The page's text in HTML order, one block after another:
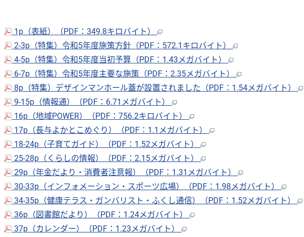
1p（表紙）（PDF：349.8キロバイト）
2-3p（特集）令和5年度施策方針（PDF：572.1キロバイト）
4-5p（特集）令和5年度当初予算（PDF：1.43メガバイト）
6-7p（特集）令和5年度主要な施策（PDF：2.35メガバイト）
8p（特集）デザインマンホール蓋が設置されました（PDF：1.54メガバイト）
9-15p（情報通）（PDF：6.71メガバイト）
16p（地域POWER）（PDF：756.2キロバイト）
17p（長与よかとこめぐり）（PDF：1.1メガバイト）
18-24p（子育てガイド）（PDF：1.52メガバイト）
25-28p（くらしの情報）（PDF：2.15メガバイト）
29p（年金だより・消費者注意報）（PDF：1.31メガバイト）
30-33p（インフォメーション・スポーツ広場）（PDF：1.98メガバイト）
34-35p（健康テラス・ガンバリスト・ふくし通信）（PDF：1.52メガバイト）
36p（図書館だより）（PDF：1.24メガバイト）
37p（カレンダー）（PDF：1.23メガバイト）